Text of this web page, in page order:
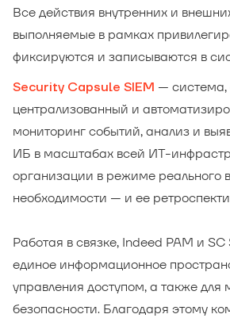
Все действия внутренних и
выполняемые в рамках
фиксируются и записываются в
Security Capsule SIEM —
централизованный и
мониторинг событий, анализ и
ИБ в масштабах всей ИТ-
организации в режиме реального
необходимости — и ее
Работая в связке, Indeed PAM и
единое информационное
управления доступом, а также для
безопасности. Благодаря этому